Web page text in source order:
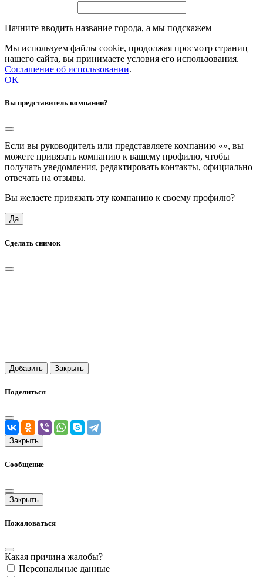
Начните вводить название города, а мы подскажем
Мы используем файлы cookie, продолжая просмотр страниц
нашего сайта, вы принимаете условия его использования.
Соглашение об использовании.
OK
Вы представитель компании?
Если вы руководитель или представляете компанию «», вы
можете привязать компанию к вашему профилю, чтобы
получать уведомления, редактировать контакты, официально
отвечать на отзывы.
Вы желаете привязать эту компанию к своему профилю?
Да
Сделать снимок
Добавить Закрыть
Поделиться
Закрыть
Сообщение
Закрыть
Пожаловаться
Какая причина жалобы?
Персональные данные